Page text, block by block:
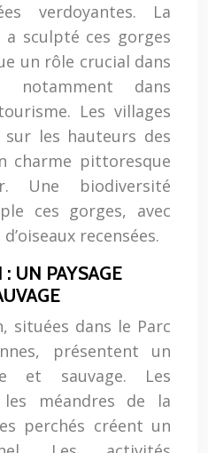
verdoyantes. La
sculpté ces gorges
un rôle crucial dans
notamment dans
Les villages
sur les hauteurs des
charme pittoresque
Une biodiversité
ces gorges, avec
recensées.
UN PAYSAGE
situées dans le Parc
présentent un
et sauvage. Les
méandres de la
perchés créent un